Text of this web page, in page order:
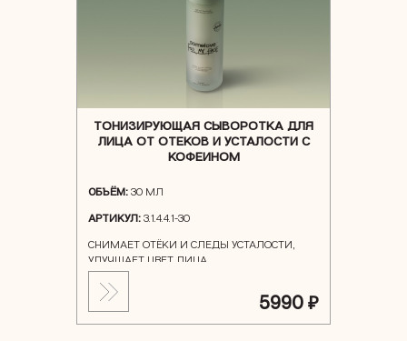
ТОНИЗИРУЮЩАЯ СЫВОРОТКА ДЛЯ
ЛИЦА ОТ ОТЕКОВ И УСТАЛОСТИ С
КОФЕИНОМ
ОБЪЁМ: 30 МЛ
АРТИКУЛ: 3.1.4.4.1-30
СНИМАЕТ ОТЁКИ И СЛЕДЫ УСТАЛОСТИ,
УЛУЧШАЕТ ЦВЕТ ЛИЦА
5990 ₽